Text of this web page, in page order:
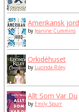
Amerikansk jord
by Jeanine Cummins
Orkidéhuset
by Lucinda Riley
Allt Som Var Du
by Emily Spurr